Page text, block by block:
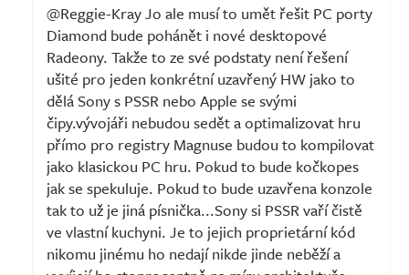
@Reggie-Kray Jo ale musí to umět řešit PC porty
Diamond bude pohánět i nové desktopové
Radeony. Takže to ze své podstaty není řešení
ušité pro jeden konkrétní uzavřený HW jako to
dělá Sony s PSSR nebo Apple se svými
čipy.vývojáři nebudou sedět a optimalizovat hru
přímo pro registry Magnuse budou to kompilovat
jako klasickou PC hru. Pokud to bude kočkopes
jak se spekuluje. Pokud to bude uzavřena konzole
tak to už je jiná písnička...Sony si PSSR vaří čistě
ve vlastní kuchyni. Je to jejich proprietární kód
nikomu jinému ho nedají nikde jinde neběží a